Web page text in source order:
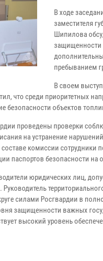
В ходе
заместителя
Шипилова
защищенности
пребыванием
В своем
что среди приоритетных
безопасности объектов
проведены проверки
на устранение
комиссии сотрудники
паспортов безопасности на
юридических лиц,
силами Росгвардии в
защищенности важных
высокий уровень